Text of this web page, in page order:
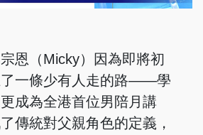
恩（Micky）因為即將初
了一條少有人走的路——學
成為全港首位男陪月講
傳統對父親角色的定義，